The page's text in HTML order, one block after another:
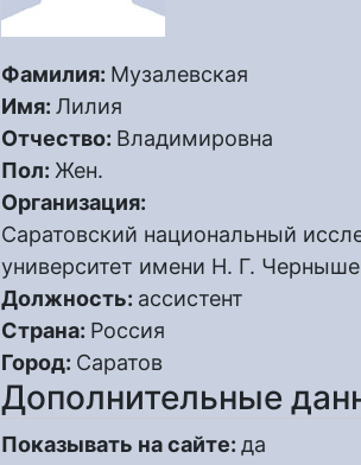
Фамилия: Музалевская
Имя: Лилия
Отчество: Владимировна
Пол: Жен.
Организация:
Саратовский национальный
университет имени Н. Г.
Должность: ассистент
Страна: Россия
Город: Саратов
Дополнительные
Показывать на сайте: да